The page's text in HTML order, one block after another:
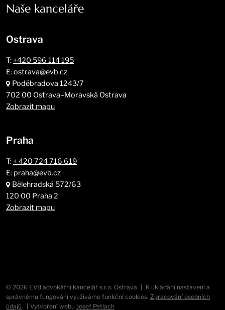
Naše kanceláře
Ostrava
T: +420 596 114 195
E: ostrava@evb.cz
Poděbradova 1243/7
702 00 Ostrava–Moravská Ostrava
Zobrazit mapu
Praha
T: + 420 724 716 619
E: praha@evb.cz
Bělehradská 572/63
120 00 Praha 2
Zobrazit mapu
© 2026 EVB advokátní kancelář s.r.o. Ostrava
K ukládání nastavení a
správnému fungování využíváme funkční cookies. Zpracování osobních
údajů. Vytvoření webu Josef Petlach